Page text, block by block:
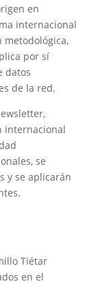
en
internacional
metodológica,
por sí
datos
de la red.
internacional
se
y se aplicarán
Tiétar
en el